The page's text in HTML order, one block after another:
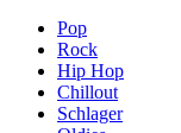
Pop
Rock
Hip Hop
Chillout
Schlager